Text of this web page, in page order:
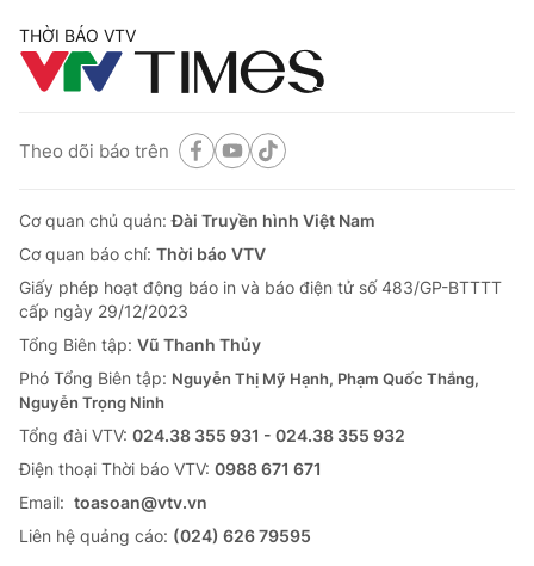
THỜI BÁO VTV
Theo dõi báo trên
Cơ quan chủ quản:Đài Truyền hình Việt Nam
Cơ quan báo chí: Thời báo VTV
Giấy phép hoạt động báo in và báo điện tử số 483/GP-BTTTT
cấp ngày 29/12/2023
Tổng Biên tập: Vũ Thanh Thủy
Phó Tổng Biên tập: Nguyễn Thị Mỹ Hạnh, Phạm Quốc Thắng,
Nguyễn Trọng Ninh
Tổng đài VTV: 024.38 355 931 - 024.38 355 932
Ðiện thoại Thời báo VTV: 0988 671 671
Email: toasoan@vtv.vn
Liên hệ quảng cáo: (024) 626 79595